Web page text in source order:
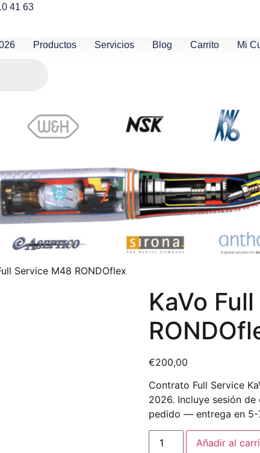
41 63
Productos Servicios Blog Carrito Mi
Service M48 RONDOflex
KaVo
€200,00
Contrato Full Service
2026. Incluye sesión
pedido — entrega en 5-
Añadir al